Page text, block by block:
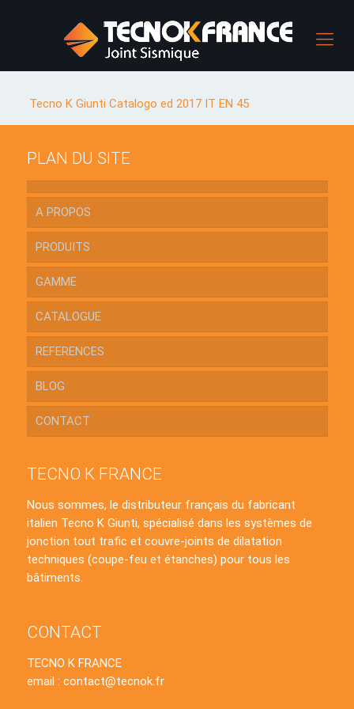
Tecno K Giunti Catalogo ed 2017 IT EN 45
PLAN DU SITE
A PROPOS
PRODUITS
GAMME
CATALOGUE
REFERENCES
BLOG
CONTACT
TECNO K FRANCE
Nous sommes, le distributeur français du fabricant
italien Tecno K Giunti, spécialisé dans les systèmes de
jonction tout trafic et couvre-joints de dilatation
techniques (coupe-feu et étanches) pour tous les
bâtiments.
CONTACT
TECNO K FRANCE
email : contact@tecnok.fr